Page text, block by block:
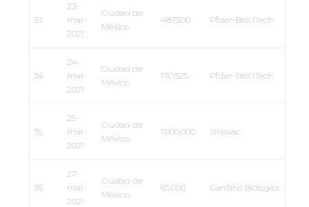
33
23-
mar-
2021
Ciudad de
México
487,500 Pfizer-BioNTech
34
24-
mar-
2021
Ciudad de
México
170,625 Pfizer-BioNTech
35
25-
mar-
2021
Ciudad de
México
1’000,000 Sinovac
36
27-
mar-
2021
Ciudad de
México
65,000 CanSino Biologics